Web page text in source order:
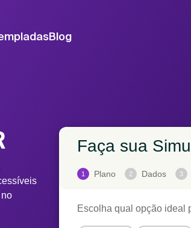
Blog
Faça sua
1 Plano 2 Dados 3
Escolha qual opção ideal